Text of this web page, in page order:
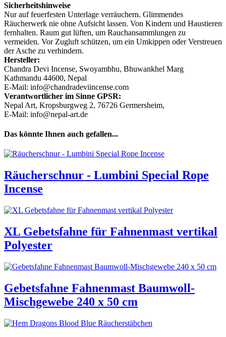
Sicherheitshinweise
Nur auf feuerfesten Unterlage verräuchern. Glimmendes
Räucherwerk nie ohne Aufsicht lassen. Von Kindern und Haustieren
fernhalten. Raum gut lüften, um Rauchansammlungen zu
vermeiden. Vor Zugluft schützen, um ein Umkippen oder Verstreuen
der Asche zu verhindern.
Hersteller:
Chandra Devi Incense, Swoyambhu, Bhuwankhel Marg
Kathmandu 44600, Nepal
E-Mail: info@chandradeviincense.com
Verantwortlicher im Sinne GPSR:
Nepal Art, Kropsburgweg 2, 76726 Germersheim,
E-Mail: info@nepal-art.de
Das könnte Ihnen auch gefallen...
Räucherschnur - Lumbini Special Rope
Incense
XL Gebetsfahne für Fahnenmast vertikal
Polyester
Gebetsfahne Fahnenmast Baumwoll-
Mischgewebe 240 x 50 cm